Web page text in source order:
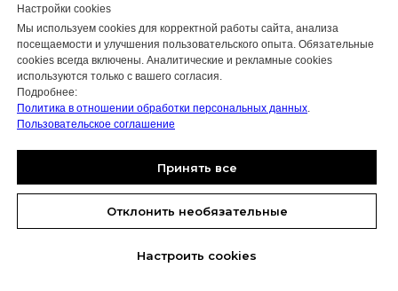
персональных данных не осуществляется,
соответствующие данные обрабатываются
в пределах инфраструктуры,
используемой Оператором и его
техническими подрядчиками.
Проект «Ирина Нельсон. ЗОЖ и Йога»
носит культурный, просветительский и
Материалы проекта могут быть связаны с
Настройки cookies
Мы используем cookies для корректной работы сайта, анализа
посещаемости и улучшения пользовательского опыта. Обязательные
cookies всегда включены. Аналитические и рекламные cookies
используются только с вашего согласия.
Подробнее:
Политика в отношении обработки персональных данных
Пользовательское соглашение
Принять все
Отклонить необязательные
Настроить cookies